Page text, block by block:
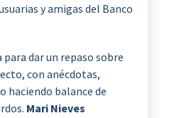
y amigas del Banco
dar un repaso sobre
con anécdotas,
haciendo balance de
Mari Nieves